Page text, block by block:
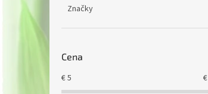
Značky
Cena
€5 €